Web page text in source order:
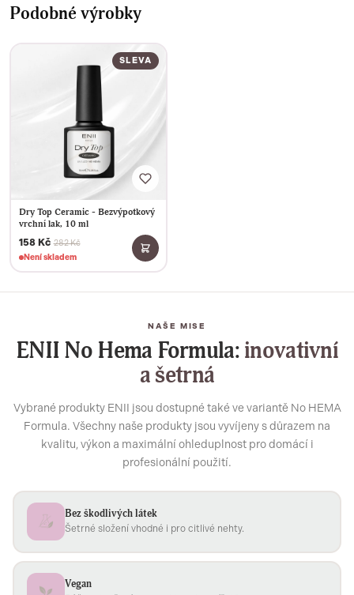
Podobné výrobky
SLEVA
Dry Top Ceramic - Bezvýpotkový
vrchní lak, 10 ml
158 Kč 282 Kč
Není skladem
NAŠE MISE
ENII No Hema Formula:inovativní
a šetrná
Vybrané produkty ENII jsou dostupné také ve variantě No HEMA
Formula. Všechny naše produkty jsou vyvíjeny s důrazem na
kvalitu, výkon a maximální ohleduplnost pro domácí i
profesionální použití.
Bez škodlivých látek
Šetrné složení vhodné i pro citlivé nehty.
Vegan